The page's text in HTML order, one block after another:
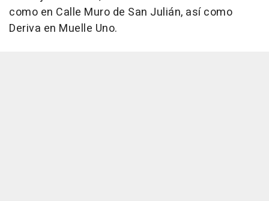
como en Calle Muro de San Julián, así como
Deriva en Muelle Uno.